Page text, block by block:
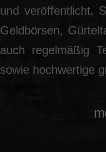
und veröffentlicht.
Geldbörsen,
auch regelmäßig
sowie hochwertige